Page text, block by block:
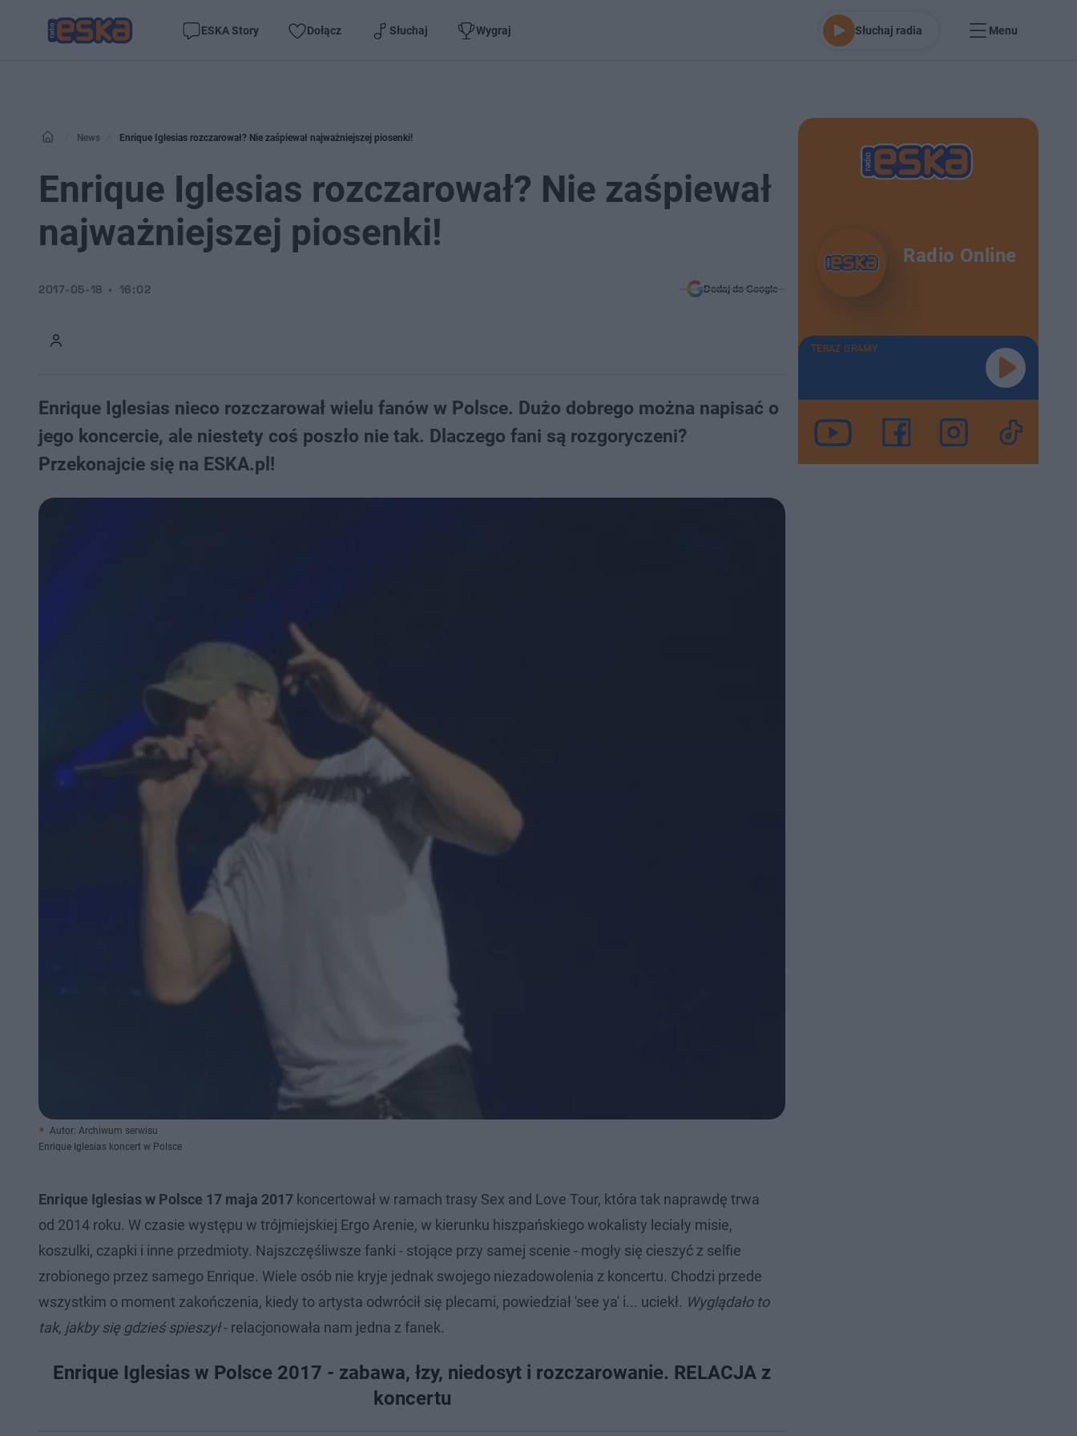
ESKA Story Dołącz Słuchaj Wygraj Słuchaj radia Menu
News Enrique Iglesias rozczarował? Nie zaśpiewał najważniejszej piosenki!
Enrique Iglesias rozczarował? Nie zaśpiewał
najważniejszej piosenki!
2017-05-18 16:02 Dodaj do Google
Enrique Iglesias nieco rozczarował wielu fanów w Polsce. Dużo dobrego można napisać o
jego koncercie, ale niestety coś poszło nie tak. Dlaczego fani są rozgoryczeni?
Przekonajcie się na ESKA.pl!
Autor: Archiwum serwisu
Enrique Iglesias koncert w Polsce
Enrique Iglesias w Polsce 17 maja 2017 koncertował w ramach trasy Sex and Love Tour, która tak naprawdę trwa
od 2014 roku. W czasie występu w trójmiejskiej Ergo Arenie, w kierunku hiszpańskiego wokalisty leciały misie,
koszulki, czapki i inne przedmioty. Najszczęśliwsze fanki - stojące przy samej scenie - mogły się cieszyć z selfie
zrobionego przez samego Enrique. Wiele osób nie kryje jednak swojego niezadowolenia z koncertu. Chodzi przede
wszystkim o moment zakończenia, kiedy to artysta odwrócił się plecami, powiedział 'see ya' i... uciekł. Wyglądało to
tak, jakby się gdzieś spieszył- relacjonowała nam jedna z fanek.
Enrique Iglesias w Polsce 2017 - zabawa, łzy, niedosyt i rozczarowanie. RELACJA z
koncertu
Radio Online
TERAZ GRAMY